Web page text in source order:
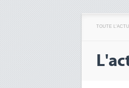
TOUTE